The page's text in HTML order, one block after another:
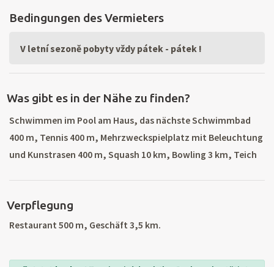
Bedingungen des Vermieters
V letní sezoně pobyty vždy pátek - pátek !
Was gibt es in der Nähe zu finden?
Schwimmen im Pool am Haus, das nächste Schwimmbad
400 m, Tennis 400 m, Mehrzweckspielplatz mit Beleuchtung
und Kunstrasen 400 m, Squash 10 km, Bowling 3 km, Teich
(Benecko), andere Orte: Vitkovice, Spindleruv Mlyn, Mísečky,
Bedřichov, Rokytnice, Harrachov. Wandern und Radfahren.
Felsen, Felsen Prachovské, Trosky, Nova Paka, Lomnice nad
Verpflegung
Restaurant 500 m, Geschäft 3,5 km.